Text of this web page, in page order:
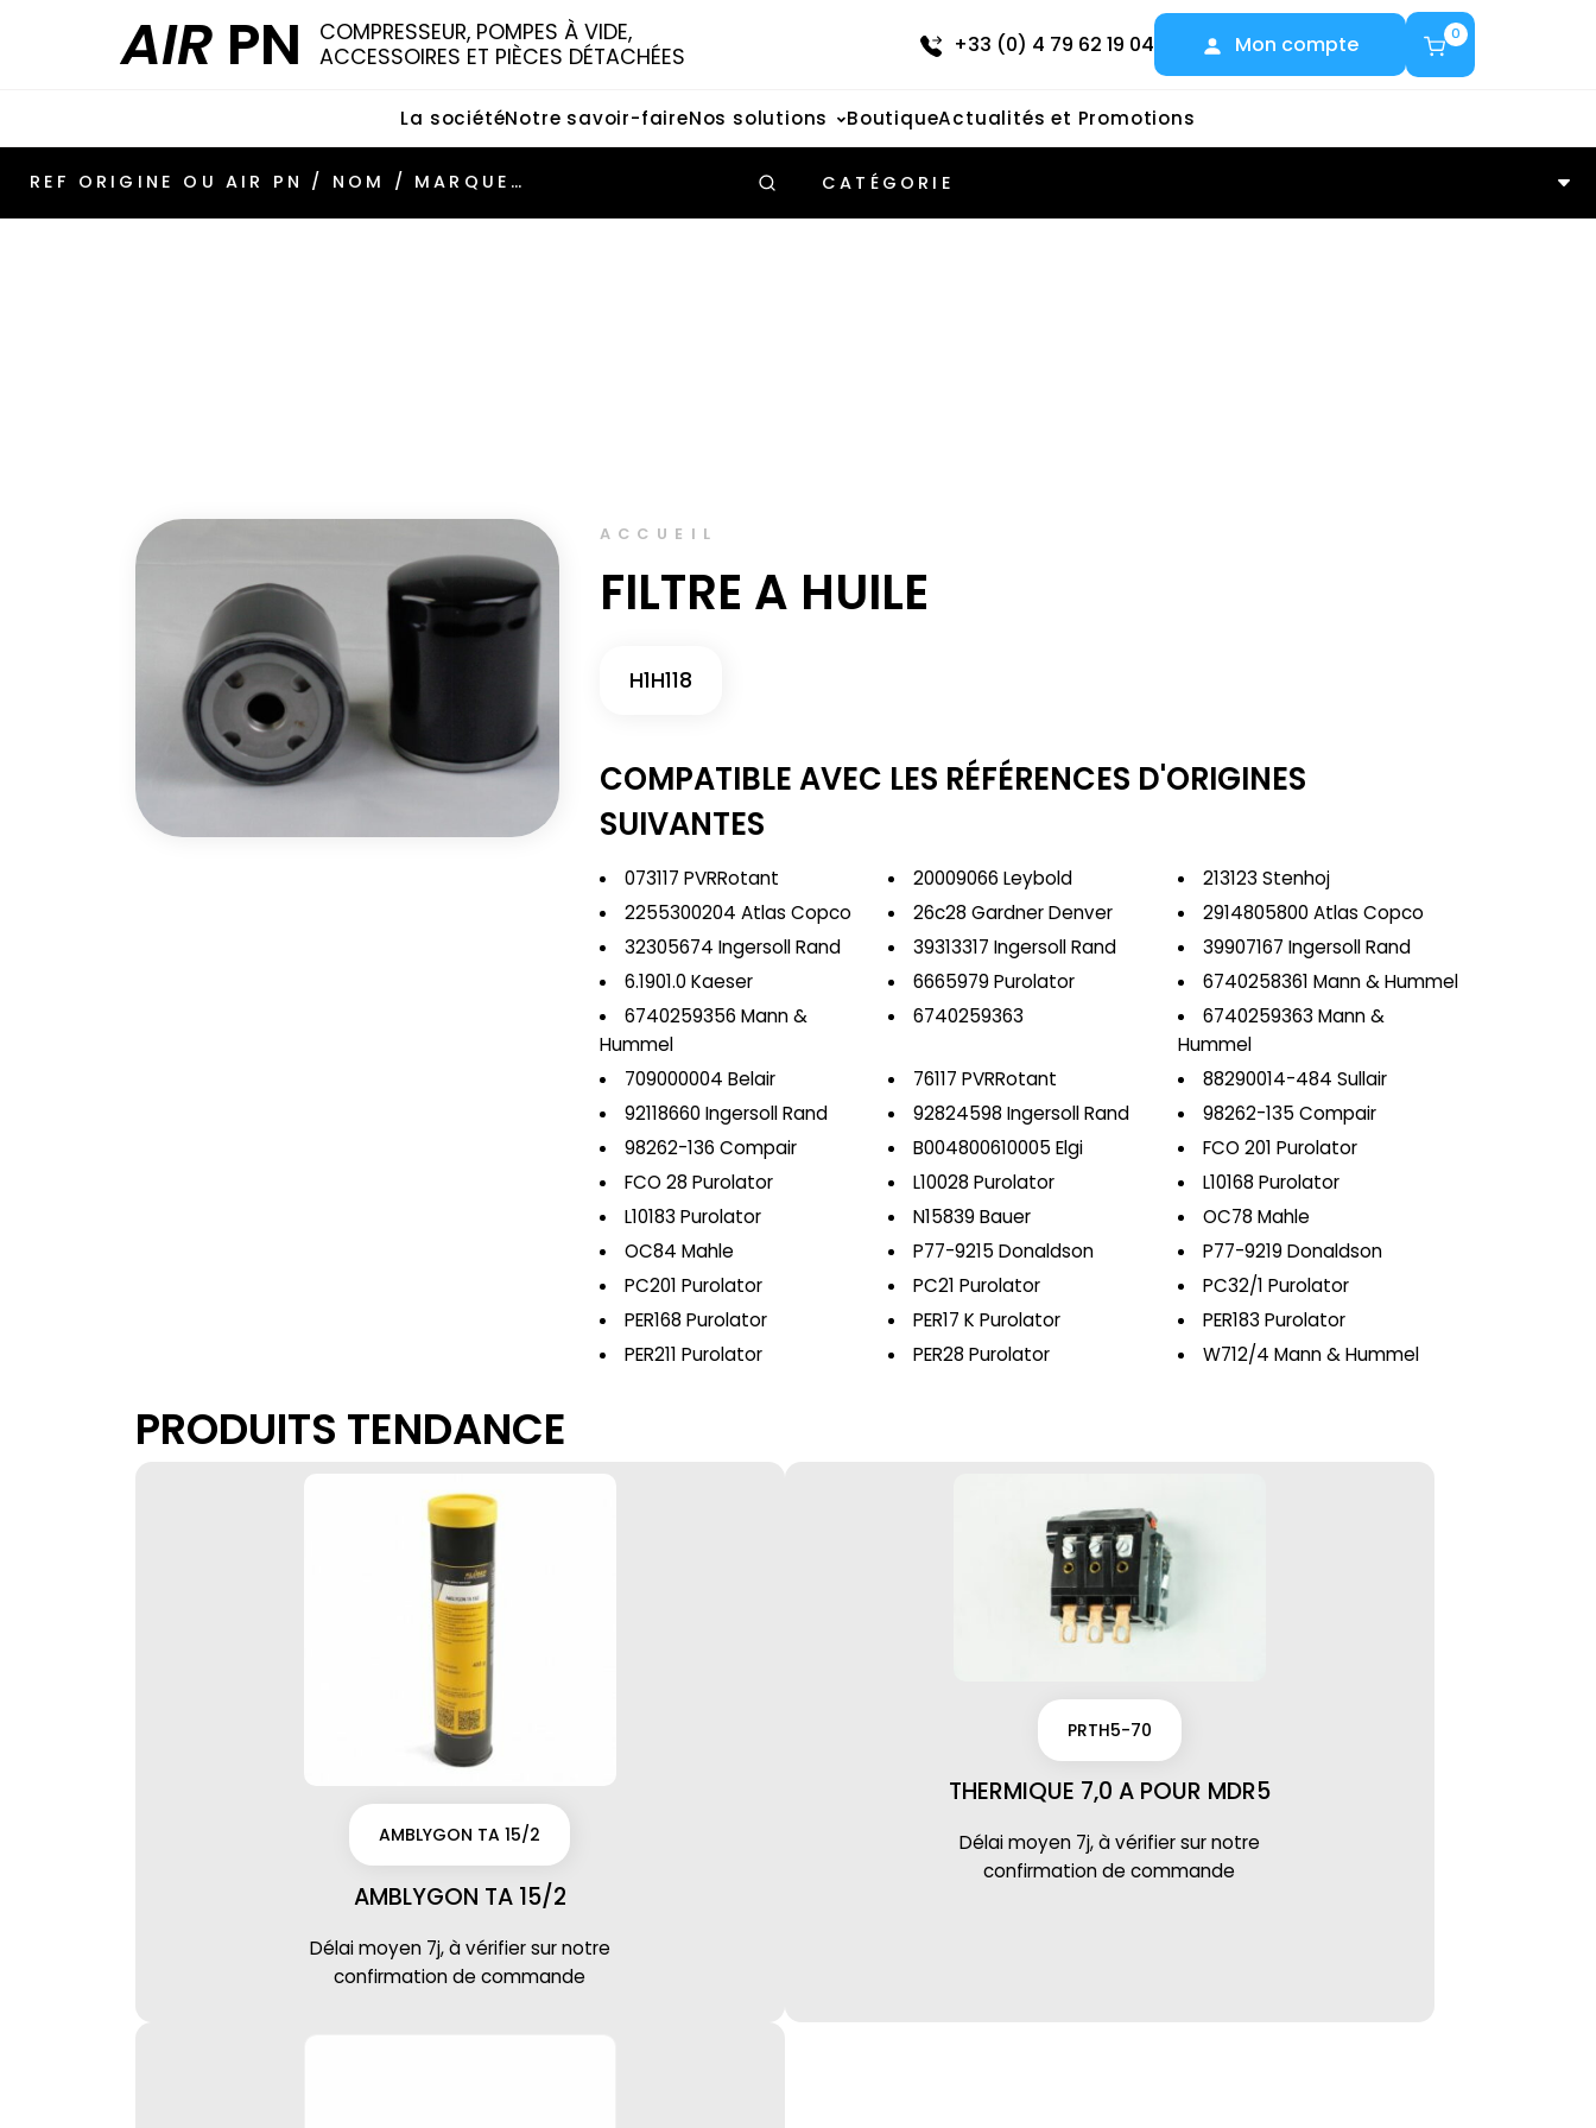
AIR PN
COMPRESSEUR, POMPES À VIDE,
ACCESSOIRES ET PIÈCES DÉTACHÉES
+33 (0) 4 79 62 19 04 Mon compte 0
La sociétéNotre savoir-faireNos solutions BoutiqueActualités et Promotions
CATÉGORIE
ACCUEIL
FILTRE A HUILE
H1H118
COMPATIBLE AVEC LES RÉFÉRENCES D'ORIGINES
SUIVANTES
073117 PVRRotant 20009066 Leybold
213123 Stenhoj
2255300204 Atlas Copco
26c28 Gardner Denver
2914805800 Atlas Copco
32305674 Ingersoll Rand
39313317 Ingersoll Rand
39907167 Ingersoll Rand
6.1901.0 Kaeser
6665979 Purolator
6740258361 Mann & Hummel
6740259356 Mann &
Hummel
6740259363
6740259363 Mann &
Hummel
709000004 Belair
76117 PVRRotant
88290014-484 Sullair
92118660 Ingersoll Rand
92824598 Ingersoll Rand
98262-135 Compair
98262-136 Compair
B004800610005 Elgi
FCO 201 Purolator
FCO 28 Purolator
L10028 Purolator
L10168 Purolator
L10183 Purolator
N15839 Bauer
OC78 Mahle
OC84 Mahle
P77-9215 Donaldson
P77-9219 Donaldson
PC201 Purolator
PC21 Purolator
PC32/1 Purolator
PER168 Purolator
PER17 K Purolator
PER183 Purolator
PER211 Purolator
PER28 Purolator W712/4 Mann & Hummel
PRODUITS TENDANCE
AMBLYGON TA 15/2
AMBLYGON TA 15/2
Délai moyen 7j, à vérifier sur notre
confirmation de commande
PRTH5-70
THERMIQUE 7,0 A POUR MDR5
Délai moyen 7j, à vérifier sur notre
confirmation de commande